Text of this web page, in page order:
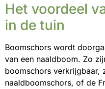
Het voordeel
in de tuin
Boomschors wordt
van een naaldboom. Zo
boomschors verkrijgbaar,
naaldboomschors, of de